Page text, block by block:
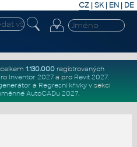
CZ | SK| EN | DE
1.130.000registrovaných
Inventor 2027a pro Revit 2027.
a Regresní křivkyv sekci
AutoCADu 2027.